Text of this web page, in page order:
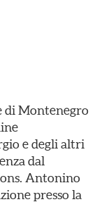
di Montenegro
e degli altri
dal
Antonino
presso la